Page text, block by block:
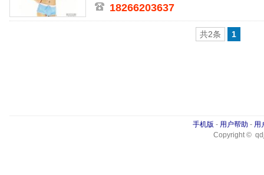
18266203637
共2条 1
手机版 - 用户帮助 - 用
Copyright ©